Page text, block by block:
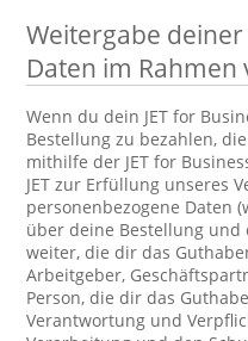
Weitergabe
Daten im Rahmen
Wenn du dein JET for
Bestellung zu bezahlen,
mithilfe der JET for
JET zur Erfüllung unseres
personenbezogene Daten
über deine Bestellung und
weiter, die dir das
Arbeitgeber,
Person, die dir das
Verantwortung und